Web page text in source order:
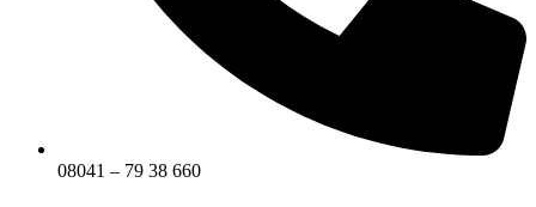
08041 – 79 38 660